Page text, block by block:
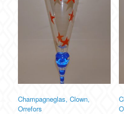
Champagneglas, Clown,
Orrefors